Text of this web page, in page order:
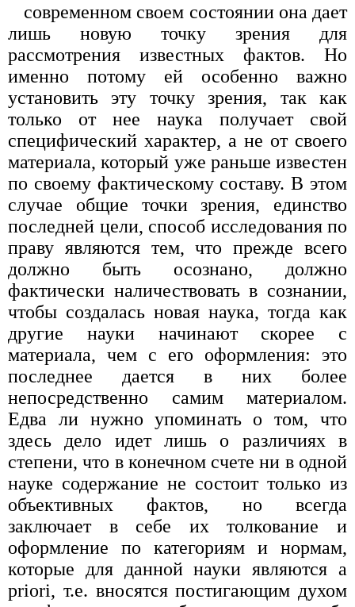
современном своем состоянии она дает
лишь новую точку зрения для
рассмотрения известных фактов. Но
именно потому ей особенно важно
установить эту точку зрения, так как
только от нее наука получает свой
специфический характер, а не от своего
материала, который уже раньше известен
по своему фактическому составу. В этом
случае общие точки зрения, единство
последней цели, способ исследования по
праву являются тем, что прежде всего
должно быть осознано, должно
фактически наличествовать в сознании,
чтобы создалась новая наука, тогда как
другие науки начинают скорее с
материала, чем с его оформления: это
последнее дается в них более
непосредственно самим материалом.
Едва ли нужно упоминать о том, что
здесь дело идет лишь о различиях в
степени, что в конечном счете ни в одной
науке содержание не состоит только из
объективных фактов, но всегда
заключает в себе их толкование и
оформление по категориям и нормам,
которые для данной науки являются a
priori, т.е. вносятся постигающим духом